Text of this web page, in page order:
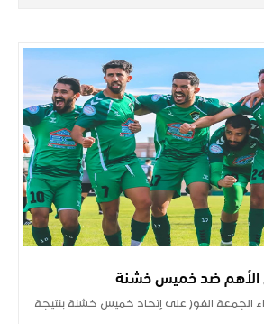
الأهم ضد خميس خشنة
الجمعة الفوز على إتحاد خميس خشنة بنتيجة